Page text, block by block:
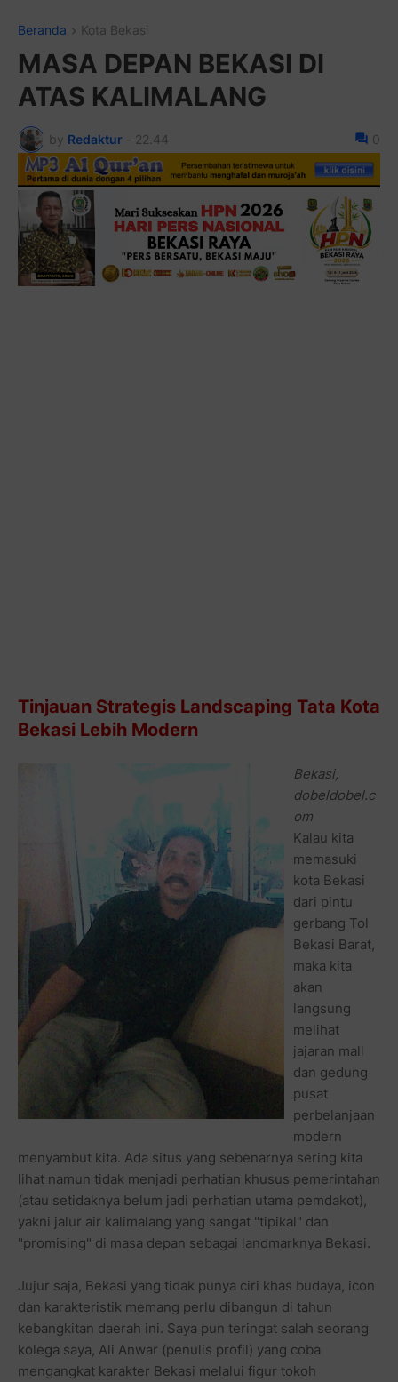
Beranda Kota Bekasi
MASA DEPAN BEKASI DI
ATAS KALIMALANG
by Redaktur - 22.44 0
Tinjauan Strategis Landscaping Tata Kota
Bekasi Lebih Modern
Bekasi,
dobeldobel.c
om
Kalau kita
memasuki
kota Bekasi
dari pintu
gerbang Tol
Bekasi Barat,
maka kita
akan
langsung
melihat
jajaran mall
dan gedung
pusat
perbelanjaan
modern
menyambut kita. Ada situs yang sebenarnya sering kita
lihat namun tidak menjadi perhatian khusus pemerintahan
(atau setidaknya belum jadi perhatian utama pemdakot),
yakni jalur air kalimalang yang sangat "tipikal" dan
"promising" di masa depan sebagai landmarknya Bekasi.
Jujur saja, Bekasi yang tidak punya ciri khas budaya, icon
dan karakteristik memang perlu dibangun di tahun
kebangkitan daerah ini. Saya pun teringat salah seorang
kolega saya, Ali Anwar (penulis profil) yang coba
mengangkat karakter Bekasi melalui figur tokoh